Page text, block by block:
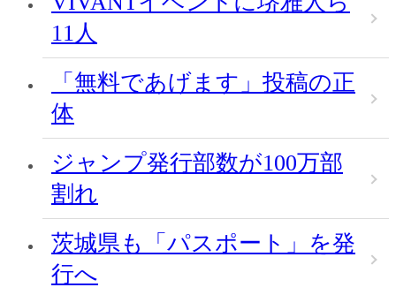
11人
「無料であげます」投稿の正
体
ジャンプ発行部数が100万部
割れ
茨城県も「パスポート」を発
行へ